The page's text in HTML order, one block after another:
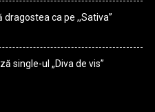
ca pe ,,Sativa”
single-ul „Diva de vis”